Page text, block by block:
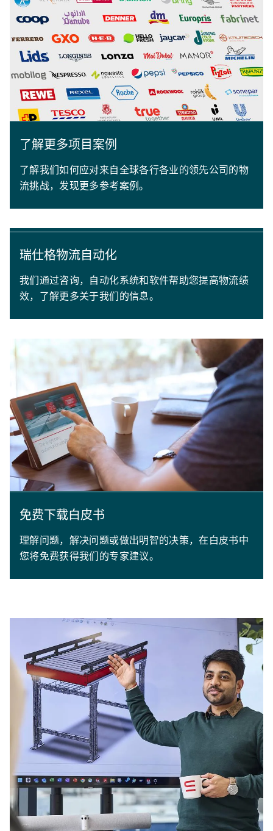
了解更多项目案例
了解我们如何应对来自全球各行各业的领先公司的物
流挑战，发现更多参考案例。
瑞仕格物流自动化
我们通过咨询，自动化系统和软件帮助您提高物流绩
效，了解更多关于我们的信息。
免费下载白皮书
理解问题，解决问题或做出明智的决策，在白皮书中
您将免费获得我们的专家建议。